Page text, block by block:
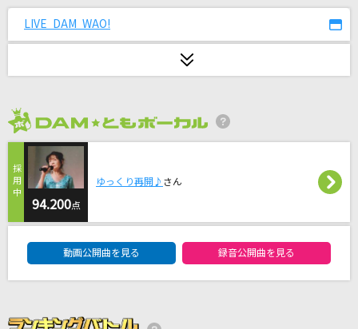
[良音]月光花
[生音]himawari
テレサ・テン
[生音]地上の星
[生音]君じゃなきゃダメみたい(Animelo Summ
LIVE DAM WAO!
94.200点
ゆっくり再開♪ さん
動画公開曲を見る 録音公開曲を見る